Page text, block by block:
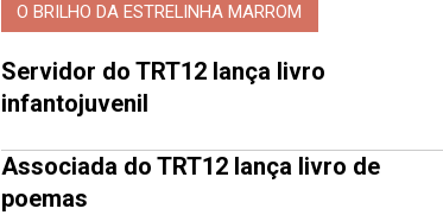
O BRILHO DA ESTRELINHA MARROM
Servidor do TRT12 lança livro
infantojuvenil
Associada do TRT12 lança livro de
poemas